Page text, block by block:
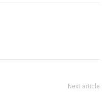
Next article